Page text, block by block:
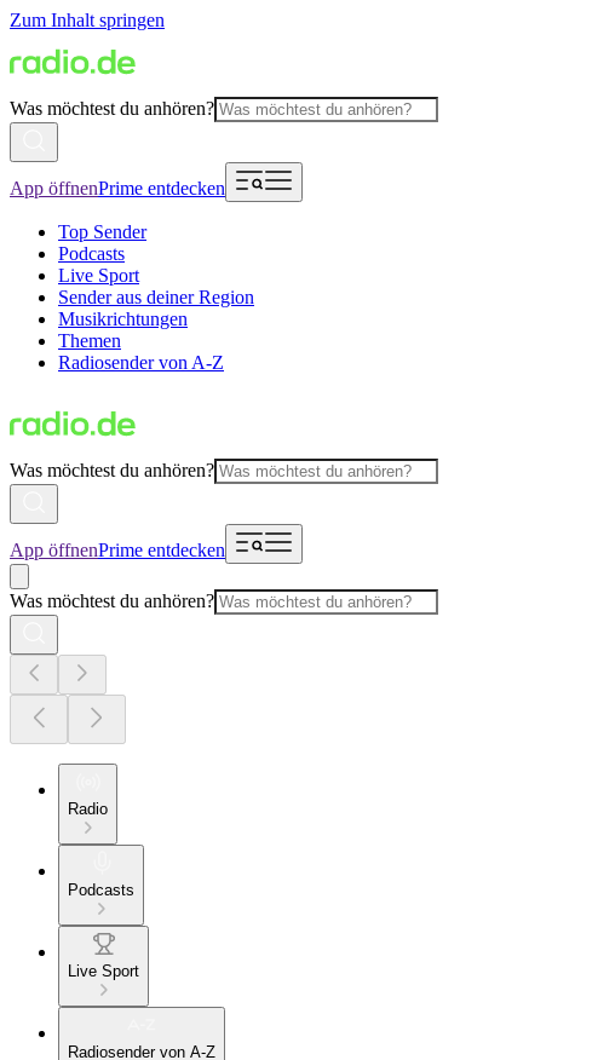
Zum Inhalt springen
Was möchtest du anhören?
App öffnenPrime entdecken
Top Sender
Podcasts
Live Sport
Sender aus deiner Region
Musikrichtungen
Themen
Radiosender von A-Z
Was möchtest du anhören?
App öffnenPrime entdecken
Was möchtest du anhören?
Radio
Podcasts
Live Sport
Radiosender von A-Z